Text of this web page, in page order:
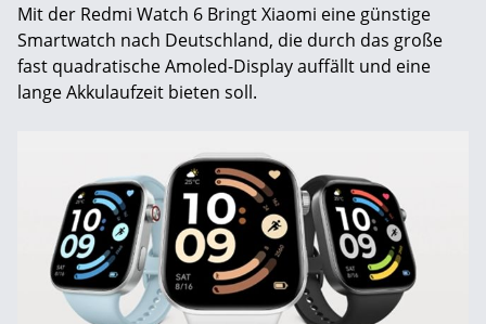
Mit der Redmi Watch 6 Bringt Xiaomi eine günstige
Smartwatch nach Deutschland, die durch das große
fast quadratische Amoled-Display auffällt und eine
lange Akkulaufzeit bieten soll.